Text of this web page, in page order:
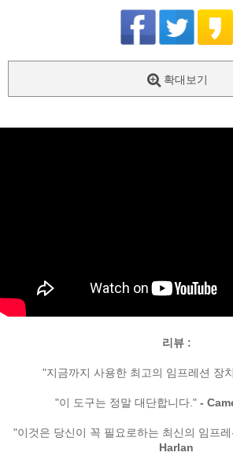
PAYCO 바
확대보기
리뷰 :
"지금까지 사용한 최고의 임프레션 장
"이 도구는 정말 대단합니다."-
"이것은 당신이 꼭 필요로하는 최신의 임프
Harlan